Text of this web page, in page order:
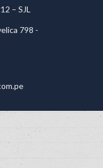
– SJL
798 -